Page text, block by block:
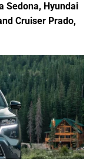
Sedona, Hyundai
Cruiser Prado,